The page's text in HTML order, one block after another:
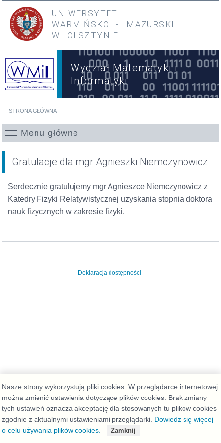
Przejdź do treści
Przejdź do menu głównego
UNIWERSYTET
WARMIŃSKO
- MAZURSKI
W OLSZTYNIE
Wydział Matematyki i
Informatyki
STRONA GŁÓWNA
Menu główne
Gratulacje dla mgr Agnieszki Niemczynowicz
Serdecznie gratulujemy mgr Agnieszce Niemczynowicz z
Katedry Fizyki Relatywistycznej uzyskania stopnia doktora
nauk fizycznych w zakresie fizyki.
Deklaracja dostępności
Nasze strony wykorzystują pliki cookies. W przeglądarce internetowej
można zmienić ustawienia dotyczące plików cookies. Brak zmiany
tych ustawień oznacza akceptację dla stosowanych tu plików cookies
zgodnie z aktualnymi ustawieniami przeglądarki. Dowiedz się więcej
o celu używania plików cookies.